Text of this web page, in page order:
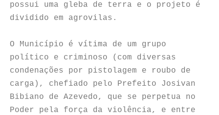
possui uma gleba de terra e o projeto é
dividido em agrovilas.
O Município é vítima de um grupo
político e criminoso (com diversas
condenações por pistolagem e roubo de
carga), chefiado pelo Prefeito Josivan
Bibiano de Azevedo, que se perpetua no
Poder pela força da violência, e entre